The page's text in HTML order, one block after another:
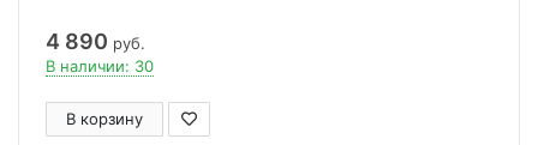
4 890 руб.
В наличии: 30
В корзину